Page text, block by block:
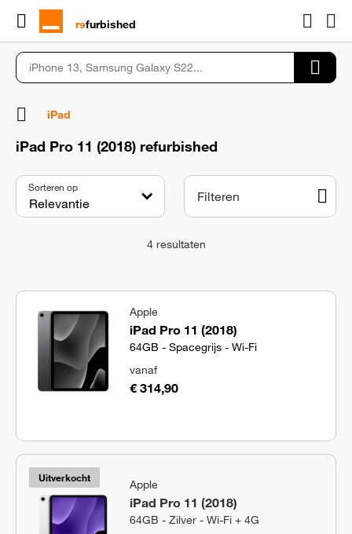
rɘfurbished
iPad
iPad Pro 11 (2018) refurbished
4resultaten
Sorteren op
Filteren
Apple
iPad Pro 11 (2018)
64GB - Spacegrijs - Wi-Fi
vanaf
€ 314,90
Uitverkocht Apple
iPad Pro 11 (2018)
64GB - Zilver - Wi-Fi + 4G